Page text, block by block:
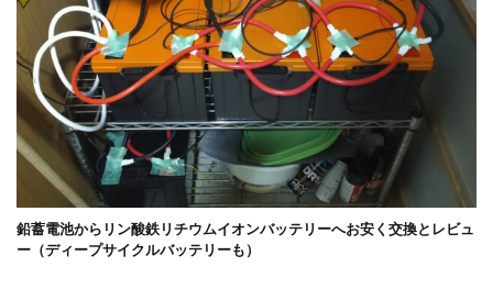
鉛蓄電池からリン酸鉄リチウムイオンバッテリーへお安く交換とレビュ
ー（ディープサイクルバッテリーも）